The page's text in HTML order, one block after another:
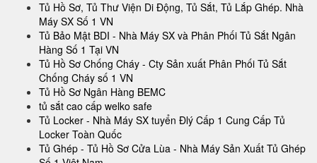
Tủ Hồ Sơ, Tủ Thư Viện Di Động, Tủ Sắt, Tủ Lắp Ghép. Nhà
Máy SX Số 1 VN
Tủ Bảo Mật BDI - Nhà Máy SX và Phân Phối Tủ Sắt Ngân
Hàng Số 1 Tại VN
Tủ Hồ Sơ Chống Cháy - Cty Sản xuất Phân Phối Tủ Sắt
Chống Cháy số 1 VN
Tủ Hồ Sơ Ngân Hàng BEMC
tủ sắt cao cấp welko safe
Tủ Locker - Nhà Máy SX tuyển Đlý Cấp 1 Cung Cấp Tủ
Locker Toàn Quốc
Tủ Ghép - Tủ Hồ Sơ Cửa Lùa - Nhà Máy Sản Xuất Tủ Ghép